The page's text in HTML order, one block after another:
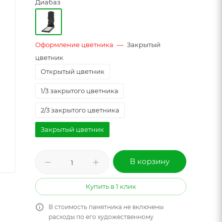
Диабаз
Оформление цветника — Закрытый
цветник
Открытый цветник
1/3 закрытого цветника
2/3 закрытого цветника
Закрытый цветник
В корзину
Купить в 1 клик
В стоимость памятника не включены
расходы по его художественному